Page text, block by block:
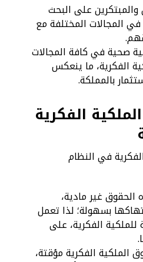
على البحث
المجالات المختلفة مع
صحية في كافة المجالات
الفكرية، ما ينعكس
بالمملكة.
الفكرية
في النظام
غير مادية،
بسهولة؛ لذا تعمل
الفكرية، على
الملكية الفكرية مؤقتة،